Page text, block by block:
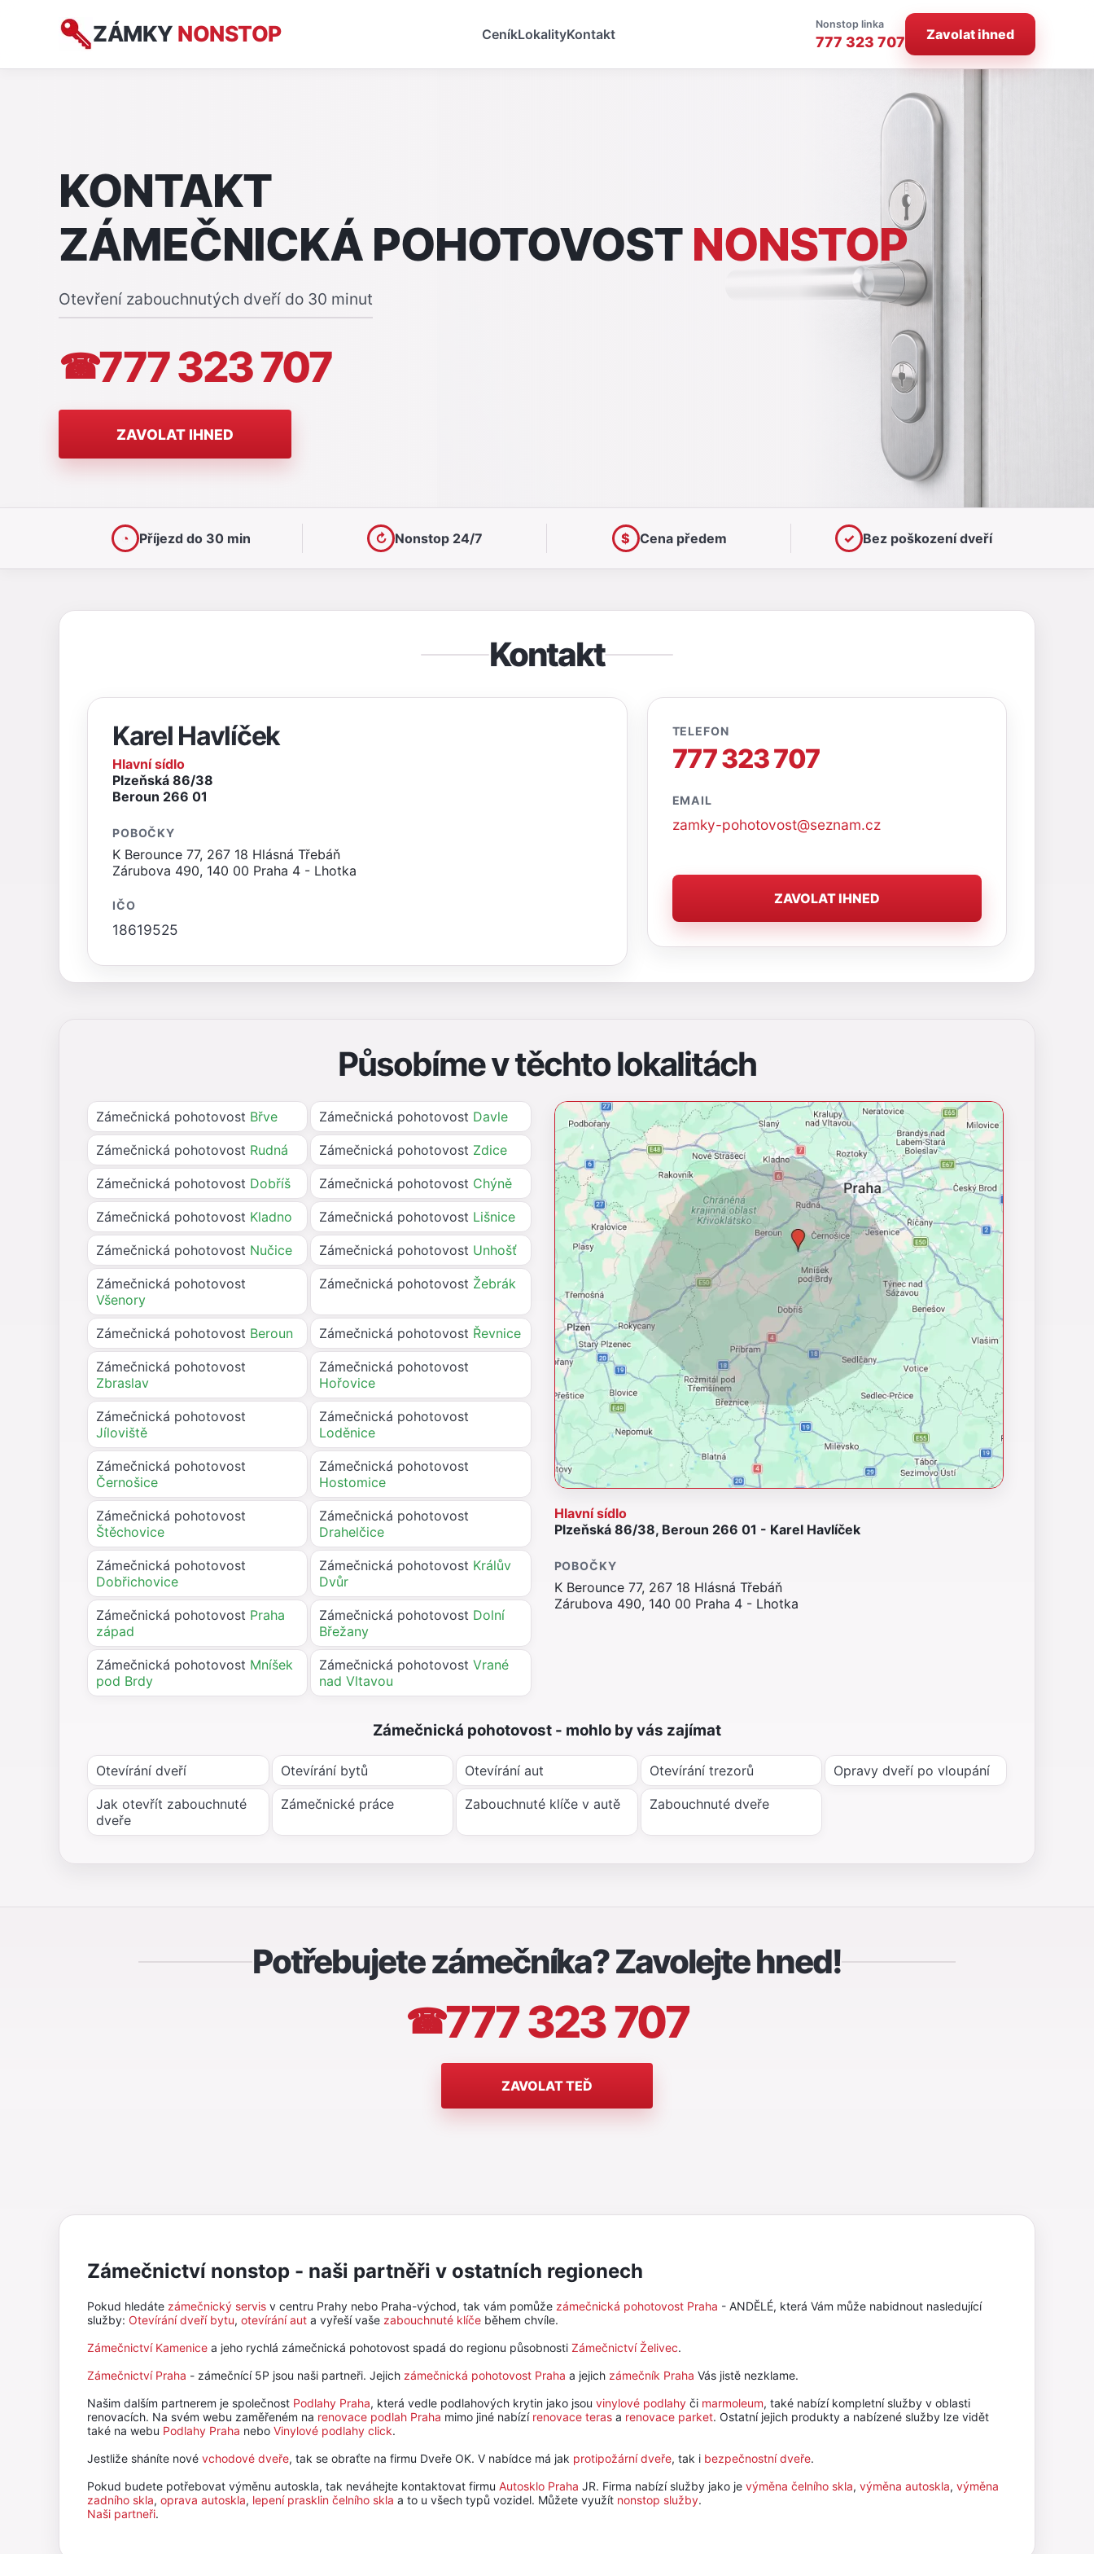
ZÁMKY NONSTOP CeníkLokalityKontakt
Nonstop linka
777 323 707 Zavolat ihned
KONTAKT
ZÁMEČNICKÁ POHOTOVOST NONSTOP
Otevření zabouchnutých dveří do 30 minut
☎777 323 707
ZAVOLAT IHNED
◔ Příjezd do 30 min ↻ Nonstop 24/7 $ Cena předem ✓ Bez poškození dveří
Kontakt
Karel Havlíček
Hlavní sídlo
Plzeňská 86/38
Beroun 266 01
POBOČKY
K Berounce 77, 267 18 Hlásná Třebáň
Zárubova 490, 140 00 Praha 4 - Lhotka
IČO
18619525
TELEFON
777 323 707
EMAIL
zamky-pohotovost@seznam.cz
ZAVOLAT IHNED
Působíme v těchto lokalitách
Zámečnická pohotovost Břve Zámečnická pohotovost Davle
Zámečnická pohotovost Rudná Zámečnická pohotovost Zdice
Zámečnická pohotovost Dobříš Zámečnická pohotovost Chýně
Zámečnická pohotovost Kladno Zámečnická pohotovost Lišnice
Zámečnická pohotovost Nučice Zámečnická pohotovost Unhošť
Zámečnická pohotovost
Všenory
Zámečnická pohotovost Žebrák
Zámečnická pohotovost Beroun Zámečnická pohotovost Řevnice
Zámečnická pohotovost
Zbraslav
Zámečnická pohotovost
Hořovice
Zámečnická pohotovost
Jíloviště
Zámečnická pohotovost
Loděnice
Zámečnická pohotovost
Černošice
Zámečnická pohotovost
Hostomice
Zámečnická pohotovost
Štěchovice
Zámečnická pohotovost
Drahelčice
Zámečnická pohotovost
Dobřichovice
Zámečnická pohotovost Králův
Dvůr
Zámečnická pohotovost Praha
západ
Zámečnická pohotovost Dolní
Břežany
Zámečnická pohotovost Mníšek
pod Brdy
Zámečnická pohotovostVrané
nad Vltavou
Hlavní sídlo
Plzeňská 86/38, Beroun 266 01 - Karel Havlíček
POBOČKY
K Berounce 77, 267 18 Hlásná Třebáň
Zárubova 490, 140 00 Praha 4 - Lhotka
Zámečnická pohotovost - mohlo by vás zajímat
Otevírání dveří Otevírání bytů Otevírání aut Otevírání trezorů Opravy dveří po vloupání
Jak otevřít zabouchnuté
dveře
Zámečnické práce Zabouchnuté klíče v autě Zabouchnuté dveře
Potřebujete zámečníka? Zavolejte hned!
☎777 323 707
ZAVOLAT TEĎ
Zámečnictví nonstop - naši partněři v ostatních regionech
Pokud hledáte zámečnický servis v centru Prahy nebo Praha-východ, tak vám pomůže zámečnická pohotovost Praha - ANDĚLÉ, která Vám může nabidnout nasledující
služby: Otevírání dveří bytu, otevírání aut a vyřeší vaše zabouchnuté klíče během chvíle.
Zámečnictví Kamenice a jeho rychlá zámečnická pohotovost spadá do regionu působnosti Zámečnictví Želivec.
Zámečnictví Praha - zámečnící 5P jsou naši partneři. Jejich zámečnická pohotovost Praha a jejich zámečník Praha Vás jistě nezklame.
Našim dalším partnerem je společnost Podlahy Praha, která vedle podlahových krytin jako jsou vinylové podlahy či marmoleum, také nabízí kompletní služby v oblasti
renovacích. Na svém webu zaměřeném na renovace podlah Praha mimo jiné nabízí renovace teras a renovace parket. Ostatní jejich produkty a nabízené služby lze vidět
také na webu Podlahy Praha nebo Vinylové podlahy click.
Jestliže sháníte nové vchodové dveře, tak se obraťte na firmu Dveře OK. V nabídce má jak protipožární dveře, tak i bezpečnostní dveře.
Pokud budete potřebovat výměnu autoskla, tak neváhejte kontaktovat firmu Autosklo Praha JR. Firma nabízí služby jako je výměna čelního skla, výměna autoskla, výměna
zadního skla, oprava autoskla, lepení prasklin čelního skla a to u všech typů vozidel. Můžete využít nonstop služby.
Naši partneři.